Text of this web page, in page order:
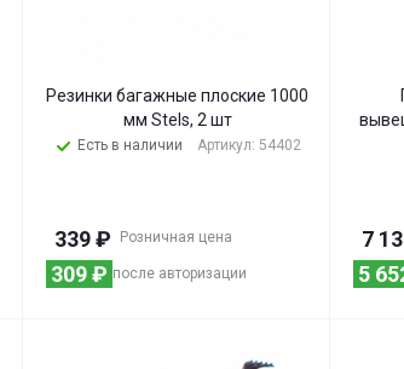
Резинки багажные плоские 1000
мм Stels, 2 шт
Есть в наличии Артикул: 54402
Розничная цена
339₽
после авторизации
309₽
7
5